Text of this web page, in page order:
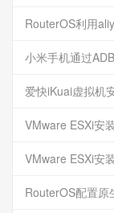
RouterOS利用
小米手机通过
爱快iKuai虚拟机
VMware ESXi安
VMware ESXi安
RouterOS配置原